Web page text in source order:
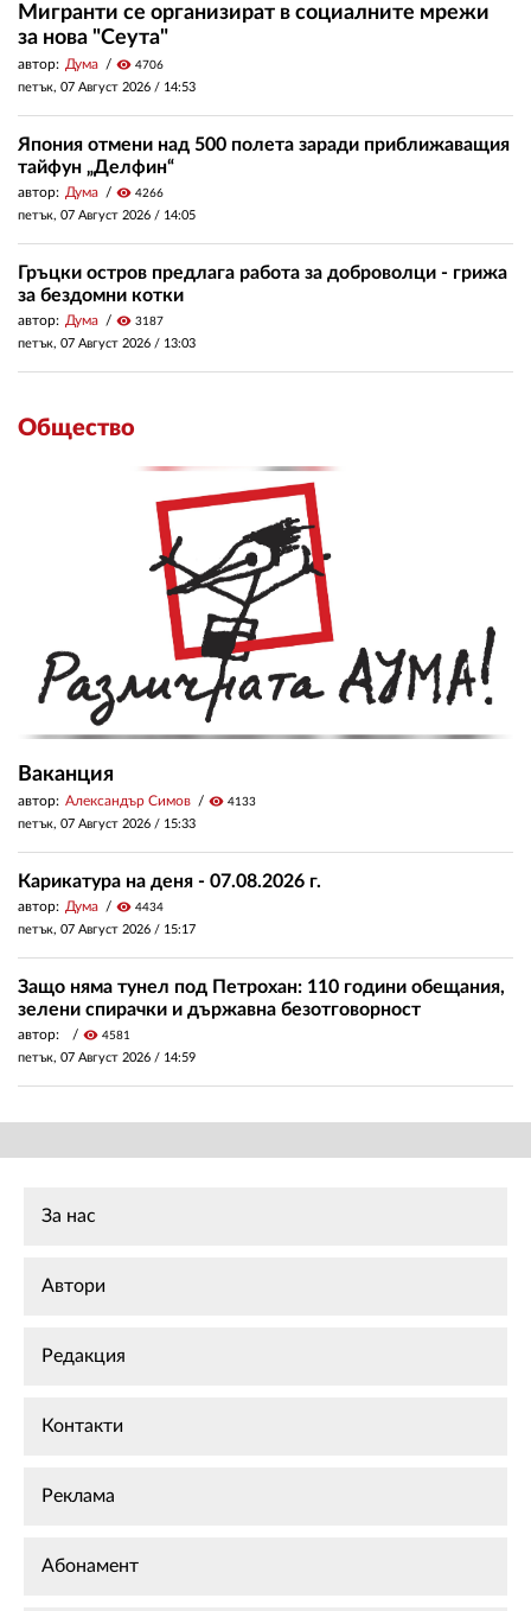
Мигранти се организират в социалните мрежи
за нова "Сеута"
автор: Дума visibility 4706
петък, 07 Август 2026 / 14:53
Япония отмени над 500 полета заради приближаващия
тайфун „Делфин“
автор: Дума visibility 4266
петък, 07 Август 2026 / 14:05
Гръцки остров предлага работа за доброволци - грижа
за бездомни котки
автор: Дума visibility 3187
петък, 07 Август 2026 / 13:03
Общество
Ваканция
автор: Александър Симов visibility 4133
петък, 07 Август 2026 / 15:33
Карикатура на деня - 07.08.2026 г.
автор: Дума visibility 4434
петък, 07 Август 2026 / 15:17
Защо няма тунел под Петрохан: 110 години обещания,
зелени спирачки и държавна безотговорност
автор: visibility 4581
петък, 07 Август 2026 / 14:59
За нас
Автори
Редакция
Контакти
Реклама
Абонамент